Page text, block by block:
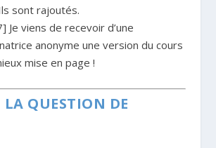
sont rajoutés.
viens de recevoir d’une
anonyme une version du cours
mise en page !
LA QUESTION DE